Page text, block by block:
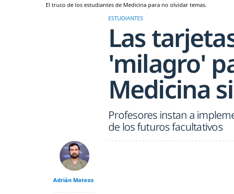
El truco de los estudiantes de Medicina para no olvidar temas.
ESTUDIANTES
Las
'milagro'
Medicina
Profesores instan a
de los futuros facultativos
Adrián Mateos